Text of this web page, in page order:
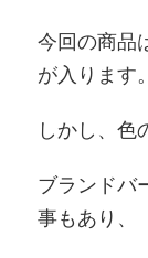
今回の商品
が入ります。
しかし、色
ブランドバ
事もあり、